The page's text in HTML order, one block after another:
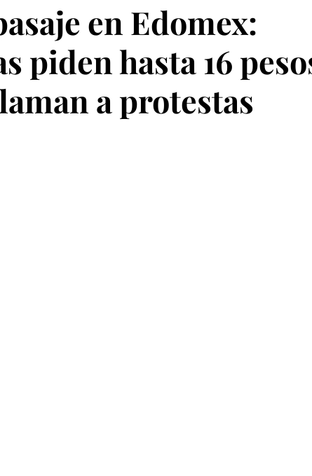
en Edomex:
piden hasta 16
a protestas